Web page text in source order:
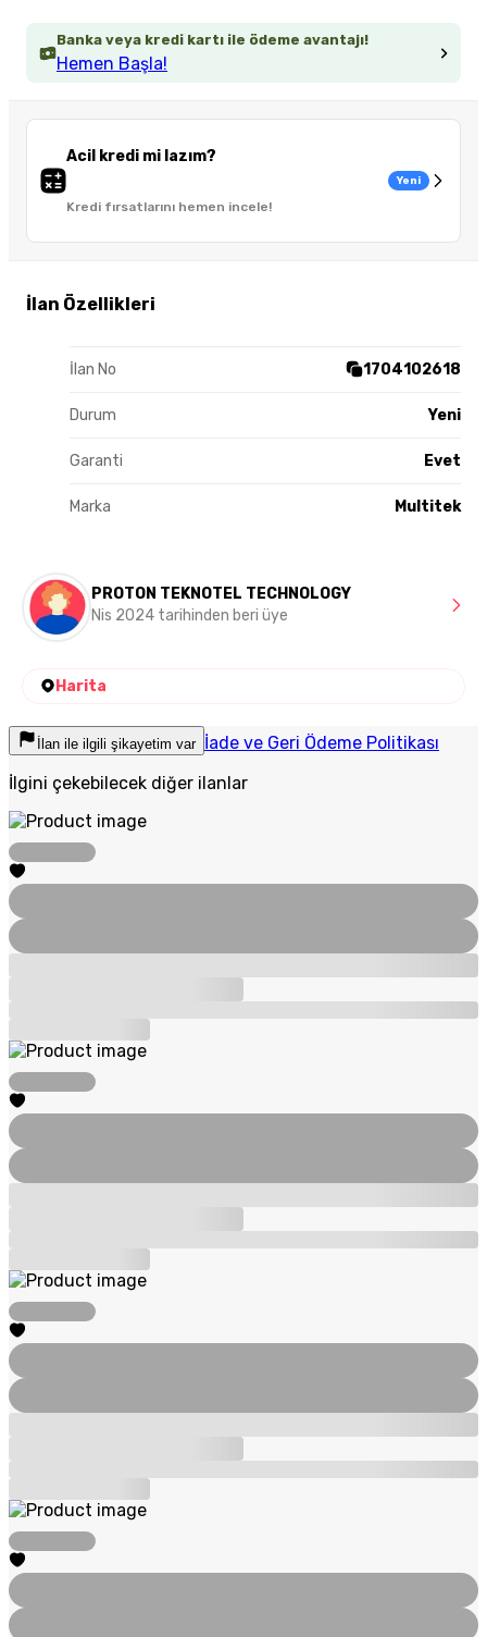
Banka veya kredi kartı ile ödeme avantajı!
Hemen Başla!
Acil kredi mi lazım?
Kredi fırsatlarını hemen incele!
Yeni
İlan Özellikleri
İlan No 1704102618
Durum Yeni
Garanti Evet
Marka Multitek
PROTON TEKNOTEL TECHNOLOGY
Nis 2024 tarihinden beri üye
Harita
İlan ile ilgili şikayetim var İade ve Geri Ödeme Politikası
İlgini çekebilecek diğer ilanlar